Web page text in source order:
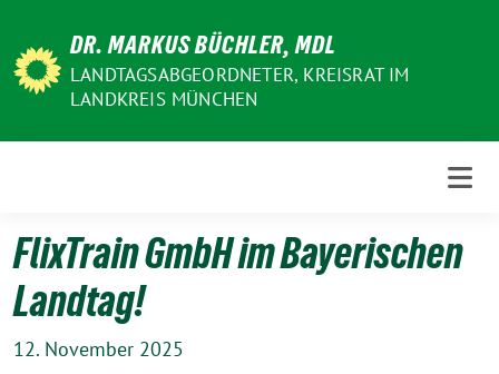
zum
Inhalt
DR. MARKUS BÜCHLER, MDL
LANDTAGSABGEORDNETER, KREISRAT IM
LANDKREIS MÜNCHEN
FlixTrain GmbH im Bayerischen
Landtag!
12. November 2025